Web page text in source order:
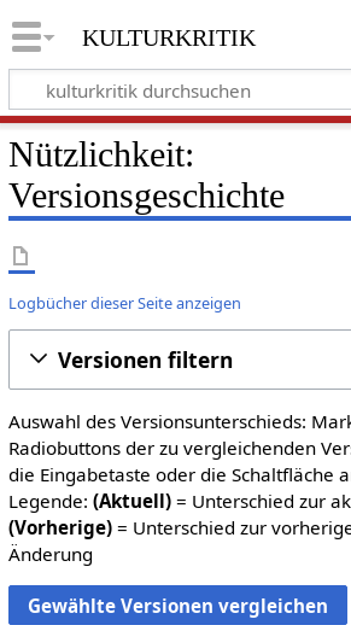
kulturkritik
Nützlichkeit:
Versionsgeschichte
Logbücher dieser Seite anzeigen
Versionen filtern
Auswahl des Versionsunterschieds:
Radiobuttons der zu vergleichenden
die Eingabetaste oder die Schaltfläche
Legende: (Aktuell)= Unterschied zur
(Vorherige)= Unterschied zur
Änderung